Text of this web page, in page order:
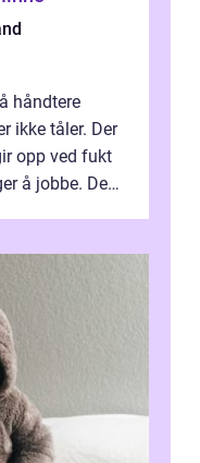
håndtere
ikke tåler. Der
opp ved fukt
å jobbe. Den